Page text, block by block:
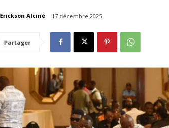
Erickson Alciné 17 décembre 2025
Partager